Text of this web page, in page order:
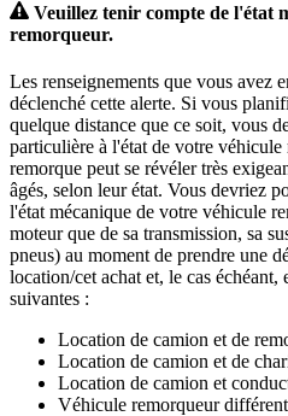
Veuillez tenir compte de l'état
remorqueur.
Les renseignements que vous avez
déclenché cette alerte. Si vous
quelque distance que ce soit, vous
particulière à l'état de votre
remorque peut se révéler très
âgés, selon leur état. Vous devriez
l'état mécanique de votre véhicule
moteur que de sa transmission, sa
pneus) au moment de prendre une
location/cet achat et, le cas échéant,
suivantes :
Location de camion et de
Location de camion et de
Location de camion et
Véhicule remorqueur différent